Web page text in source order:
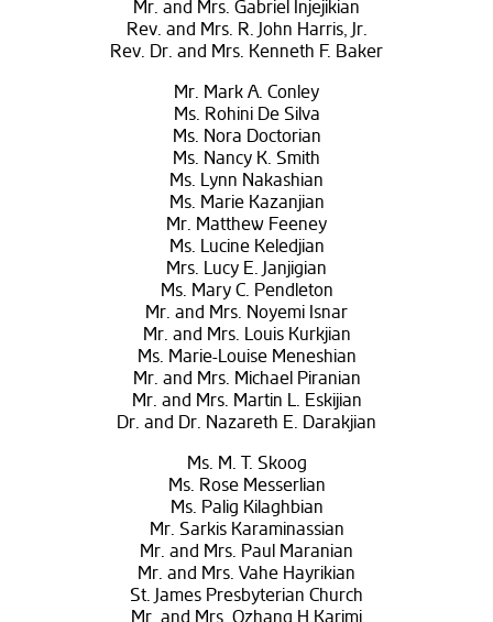
Mr. and Mrs. Gabriel Injejikian
Rev. and Mrs. R. John Harris, Jr.
Rev. Dr. and Mrs. Kenneth F. Baker
Mr. Mark A. Conley
Ms. Rohini De Silva
Ms. Nora Doctorian
Ms. Nancy K. Smith
Ms. Lynn Nakashian
Ms. Marie Kazanjian
Mr. Matthew Feeney
Ms. Lucine Keledjian
Mrs. Lucy E. Janjigian
Ms. Mary C. Pendleton
Mr. and Mrs. Noyemi Isnar
Mr. and Mrs. Louis Kurkjian
Ms. Marie-Louise Meneshian
Mr. and Mrs. Michael Piranian
Mr. and Mrs. Martin L. Eskijian
Dr. and Dr. Nazareth E. Darakjian
Ms. M. T. Skoog
Ms. Rose Messerlian
Ms. Palig Kilaghbian
Mr. Sarkis Karaminassian
Mr. and Mrs. Paul Maranian
Mr. and Mrs. Vahe Hayrikian
St. James Presbyterian Church